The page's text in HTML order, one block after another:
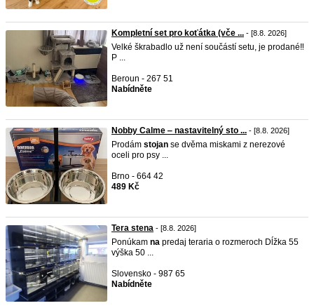
Kompletní set pro koťátka (vče ... - [8.8. 2026]
Velké škrabadlo už není součástí setu, je prodané‼️
P ...
Beroun - 267 51
Nabídněte
Nobby Calme ‒ nastavitelný sto ... - [8.8. 2026]
Prodám stojan se dvěma miskami z nerezové
oceli pro psy ...
Brno - 664 42
489 Kč
Tera stena - [8.8. 2026]
Ponúkam na predaj teraria o rozmeroch Dĺžka 55
výška 50 ...
Slovensko - 987 65
Nabídněte